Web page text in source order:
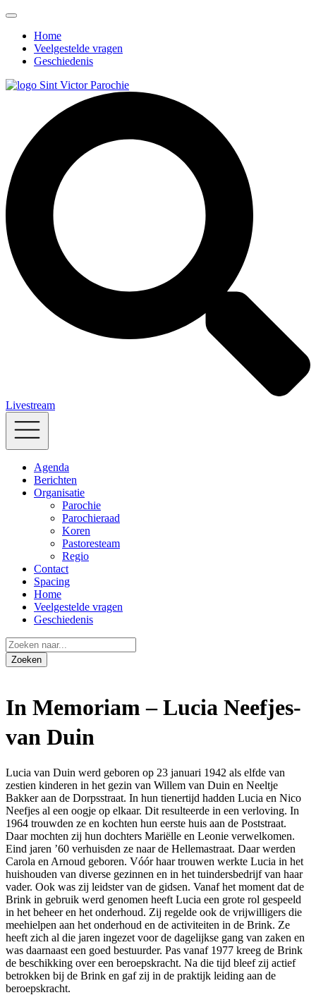
Home
Veelgestelde vragen
Geschiedenis
Livestream
Agenda
Berichten
Organisatie
Parochie
Parochieraad
Koren
Pastoresteam
Regio
Contact
Spacing
Home
Veelgestelde vragen
Geschiedenis
In Memoriam – Lucia Neefjes-
van Duin
Lucia van Duin werd geboren op 23 januari 1942 als elfde van
zestien kinderen in het gezin van Willem van Duin en Neeltje
Bakker aan de Dorpsstraat. In hun tienertijd hadden Lucia en Nico
Neefjes al een oogje op elkaar. Dit resulteerde in een verloving. In
1964 trouwden ze en kochten hun eerste huis aan de Poststraat.
Daar mochten zij hun dochters Mariëlle en Leonie verwelkomen.
Eind jaren ’60 verhuisden ze naar de Hellemastraat. Daar werden
Carola en Arnoud geboren. Vóór haar trouwen werkte Lucia in het
huishouden van diverse gezinnen en in het tuindersbedrijf van haar
vader. Ook was zij leidster van de gidsen. Vanaf het moment dat de
Brink in gebruik werd genomen heeft Lucia een grote rol gespeeld
in het beheer en het onderhoud. Zij regelde ook de vrijwilligers die
meehielpen aan het onderhoud en de activiteiten in de Brink. Ze
heeft zich al die jaren ingezet voor de dagelijkse gang van zaken en
was daarnaast een goed bestuurder. Pas vanaf 1977 kreeg de Brink
de beschikking over een beroepskracht. Na die tijd bleef zij actief
betrokken bij de Brink en gaf zij in de praktijk leiding aan de
beroepskracht.